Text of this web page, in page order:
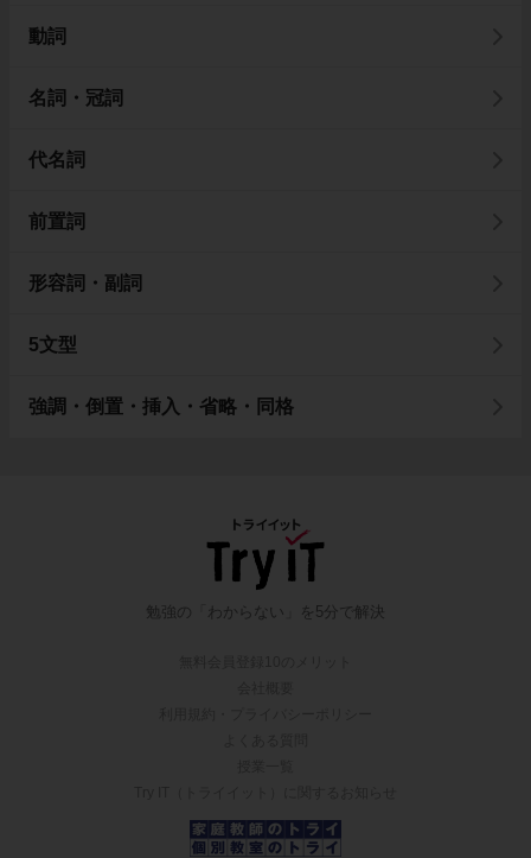
動詞
名詞・冠詞
代名詞
前置詞
形容詞・副詞
5文型
強調・倒置・挿入・省略・同格
勉強の「わからない」を5分で解決